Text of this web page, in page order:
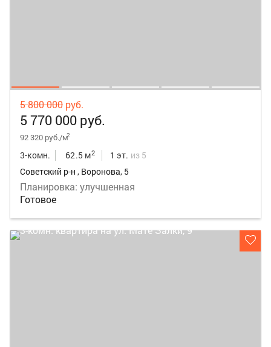
5 800 000 руб.
5 770 000 руб.
92 320 руб./м2
3-комн. 62.5 м2 1 эт. из 5
Советский р-н , Воронова, 5
Планировка: улучшенная
Готовое